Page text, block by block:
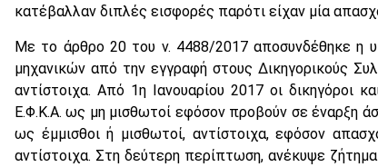
κατέβαλλαν διπλές εισφορές παρότι είχαν μία
Με το άρθρο 20 του ν. 4488/2017 αποσυνδέθηκε η
μηχανικών από την εγγραφή στους Δικηγορικούς
αντίστοιχα. Από 1η Ιανουαρίου 2017 οι δικηγόροι
Ε.Φ.Κ.Α. ως μη μισθωτοί εφόσον προβούν σε έναρξη
ως έμμισθοι ή μισθωτοί, αντίστοιχα, εφόσον
αντίστοιχα. Στη δεύτερη περίπτωση, ανέκυψε